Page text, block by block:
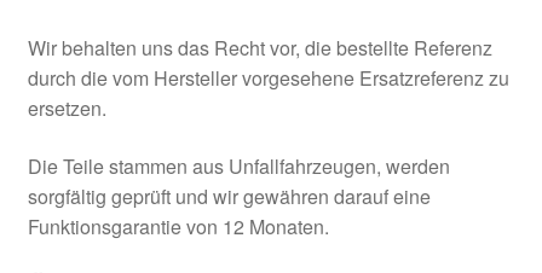
Wir behalten uns das Recht vor, die bestellte Referenz
durch die vom Hersteller vorgesehene Ersatzreferenz zu
ersetzen.
Die Teile stammen aus Unfallfahrzeugen, werden
sorgfältig geprüft und wir gewähren darauf eine
Funktionsgarantie von 12 Monaten.